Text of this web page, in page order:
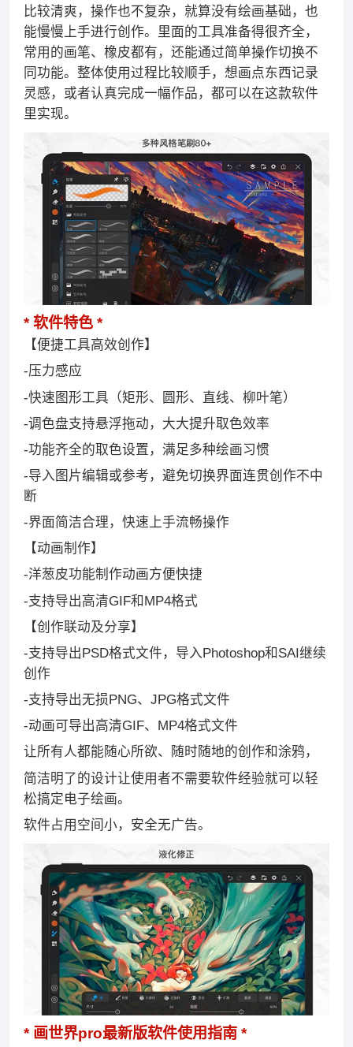
比较清爽，操作也不复杂，就算没有绘画基础，也
能慢慢上手进行创作。里面的工具准备得很齐全，
常用的画笔、橡皮都有，还能通过简单操作切换不
同功能。整体使用过程比较顺手，想画点东西记录
灵感，或者认真完成一幅作品，都可以在这款软件
里实现。
软件特色
【便捷工具高效创作】
-压力感应
-快速图形工具（矩形、圆形、直线、柳叶笔）
-调色盘支持悬浮拖动，大大提升取色效率
-功能齐全的取色设置，满足多种绘画习惯
-导入图片编辑或参考，避免切换界面连贯创作不中
断
-界面简洁合理，快速上手流畅操作
【动画制作】
-洋葱皮功能制作动画方便快捷
-支持导出高清GIF和MP4格式
【创作联动及分享】
-支持导出PSD格式文件，导入Photoshop和SAI继续
创作
-支持导出无损PNG、JPG格式文件
-动画可导出高清GIF、MP4格式文件
让所有人都能随心所欲、随时随地的创作和涂鸦，
简洁明了的设计让使用者不需要软件经验就可以轻
松搞定电子绘画。
软件占用空间小，安全无广告。
画世界pro最新版软件使用指南